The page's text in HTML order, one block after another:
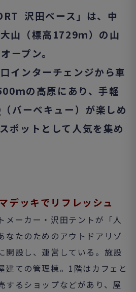
沢田ベース」は、中
山（標高1729ｍ）の山
ープン。
インターチェンジから車
ｍの高原にあり、手軽
バーベキュー）が楽しめ
ポットとして人気を集め
デッキでリフレッシュ
メーカー・沢田テントが「人
なたのためのアウトドアリゾ
開設し、運営している。施設
建ての管理棟。1階はカフェと
するショップなどがあり、屋